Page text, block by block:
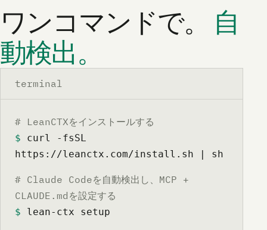
ワンコマンドで。
自
動検出。
terminal
# LeanCTXをインストールする
$ curl -fsSL
https://leanctx.com/install.sh | sh
# Claude Codeを自動検出し、MCP +
CLAUDE.mdを設定する
$ lean-ctx setup